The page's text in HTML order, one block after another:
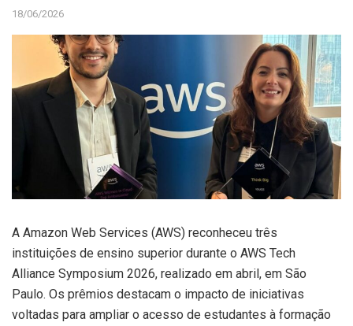
18/06/2026
A Amazon Web Services (AWS) reconheceu três
instituições de ensino superior durante o AWS Tech
Alliance Symposium 2026, realizado em abril, em São
Paulo. Os prêmios destacam o impacto de iniciativas
voltadas para ampliar o acesso de estudantes à formação